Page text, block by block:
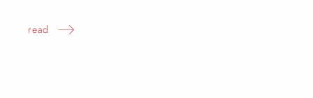
read